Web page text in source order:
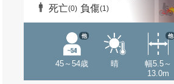
死亡(0) 負傷(1)
45～54歳
他
晴
幅5.5～
13.0m
他